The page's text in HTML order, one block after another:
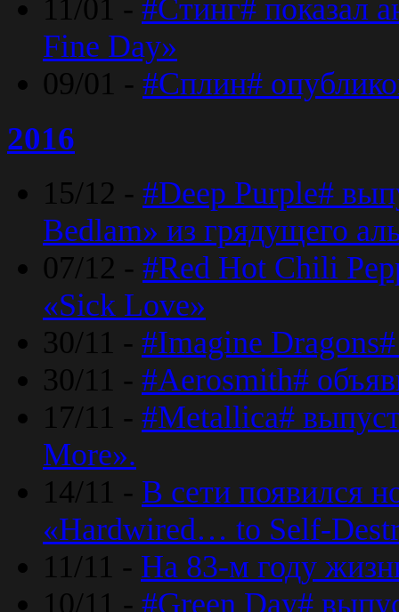
11/01 - #Стинг# показал
Fine Day»
09/01 - #Сплин#
2016
15/12 - #Deep Purple#
Bedlam» из грядущего
07/12 - #Red Hot Chili
«Sick Love»
30/11 - #Imagine
30/11 - #Aerosmith#
17/11 - #Metallica#
More».
14/11 - В сети появился
«Hardwired… to Self-
11/11 - На 83-м году
10/11 - #Green Day#